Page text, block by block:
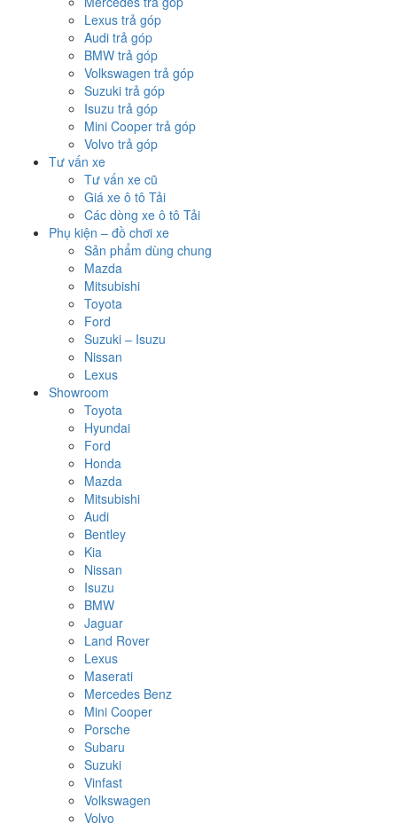
Lexus trả góp
Audi trả góp
BMW trả góp
Volkswagen trả góp
Suzuki trả góp
Isuzu trả góp
Mini Cooper trả góp
Volvo trả góp
Tư vấn xe
Tư vấn xe cũ
Giá xe ô tô Tải
Các dòng xe ô tô Tải
Phụ kiện – đồ chơi xe
Sản phẩm dùng chung
Mazda
Mitsubishi
Toyota
Ford
Suzuki – Isuzu
Nissan
Lexus
Showroom
Toyota
Hyundai
Ford
Honda
Mazda
Mitsubishi
Audi
Bentley
Kia
Nissan
Isuzu
BMW
Jaguar
Land Rover
Lexus
Maserati
Mercedes Benz
Mini Cooper
Porsche
Subaru
Suzuki
Vinfast
Volkswagen
Volvo